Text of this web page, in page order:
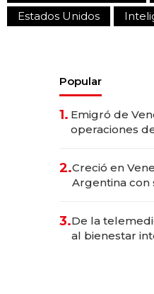
Estados Unidos
Popular
1. Emigró de
operaciones
2.Creció en
Argentina
las marcas
3.De la
al bienestar